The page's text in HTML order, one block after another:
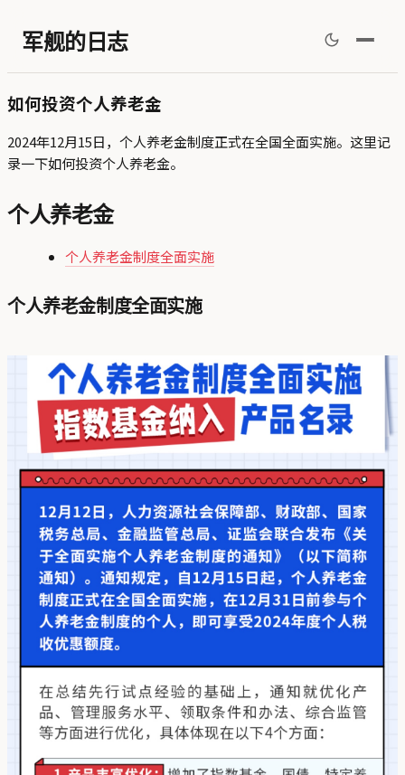
军舰的日志
如何投资个人养老金
2024年12月15日，个人养老金制度正式在全国全面实施。这里记
录一下如何投资个人养老金。
个人养老金
个人养老金制度全面实施
个人养老金制度全面实施